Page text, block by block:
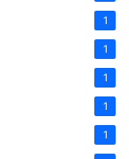
1
1
1
1
1